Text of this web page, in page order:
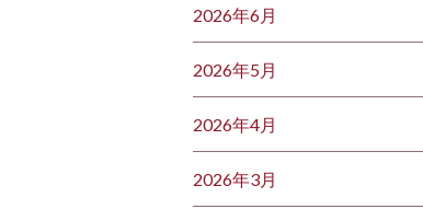
2026年6月
2026年5月
2026年4月
2026年3月